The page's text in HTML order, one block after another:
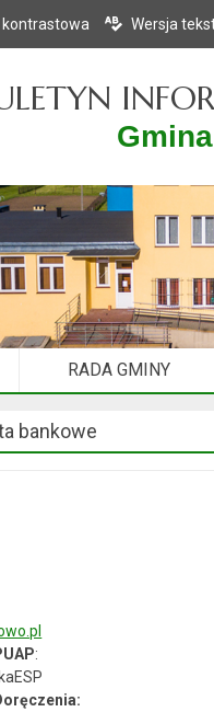
Przejdź
Przejdź
kontrastowa Wersja
RADA GMINY
bankowe
: